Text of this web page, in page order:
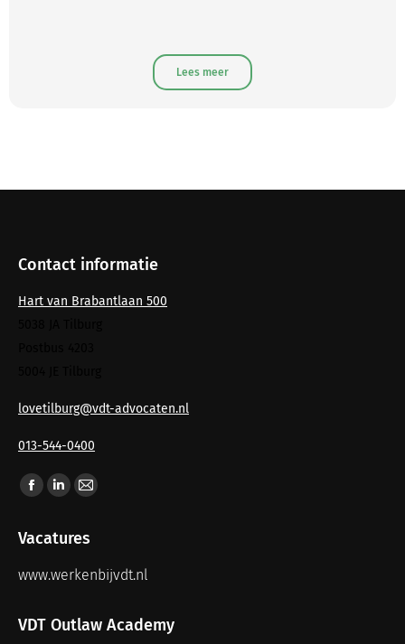
Lees meer
Contact informatie
Hart van Brabantlaan 500
lovetilburg@vdt-advocaten.nl
013-544-0400
Vind ons op:
Vacatures
www.werkenbijvdt.nl
VDT Outlaw Academy